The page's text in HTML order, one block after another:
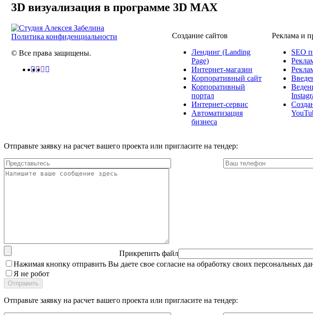
3D визуализация в программе 3D MAX
Политика конфиденциальности
© Все права защищены.
Создание сайтов
Лендинг (Landing
Page)
Интернет-магазин
Корпоративный сайт
Корпоративный
портал
Интернет-сервис
Автоматизация
бизнеса
Реклама и
SEO
Отправьте заявку на расчет вашего проекта или пригласите на тендер:
Прикрепить файл
Нажимая кнопку отправить Вы даете свое согласие на обработку своих персональных
Я не робот
Отправьте заявку на расчет вашего проекта или пригласите на тендер: